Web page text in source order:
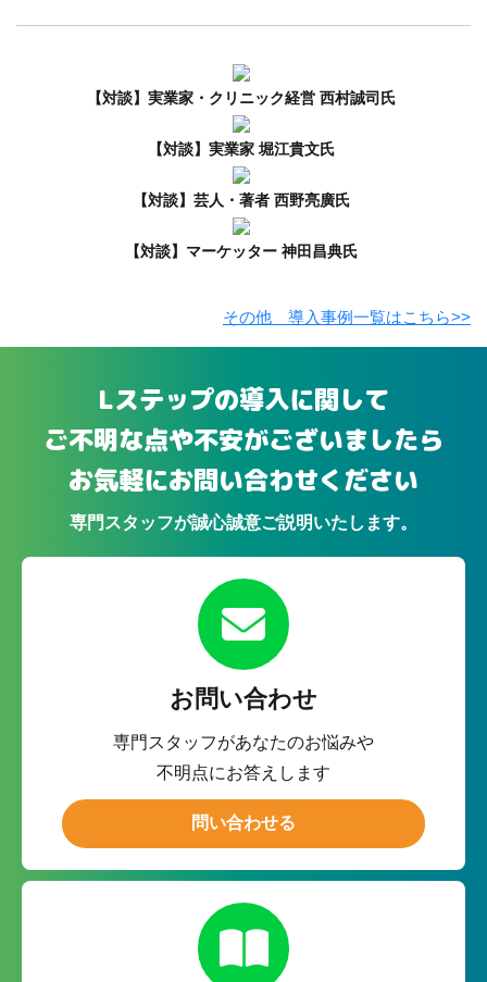
【対談】実業家・クリニック経営 西村誠司氏
【対談】実業家 堀江貴文氏
【対談】芸人・著者 西野亮廣氏
【対談】マーケッター 神田昌典氏
その他 導入事例一覧はこちら>>
Lステップの導入に関して
ご不明な点や不安がございましたら
お気軽にお問い合わせください
専門スタッフが誠心誠意ご説明いたします。
お問い合わせ
専門スタッフがあなたのお悩みや
不明点にお答えします
問い合わせる